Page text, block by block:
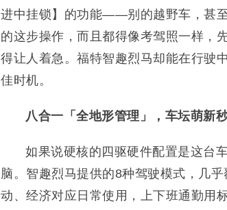
进中挂锁】的功能——别的越野车，甚
的这步操作，而且都得像考驾照一样，
得让人着急。福特智趣烈马却能在行驶
佳时机。
八合一「全地形管理」，车坛萌新
如果说硬核的四驱硬件配置是这台
脑。智趣烈马提供的8种驾驶模式，几
动、经济对应日常使用，上下班通勤用